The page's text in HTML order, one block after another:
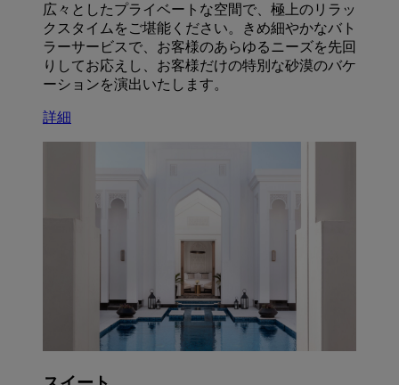
広々としたプライベートな空間で、極上のリラッ
クスタイムをご堪能ください。きめ細やかなバト
ラーサービスで、お客様のあらゆるニーズを先回
りしてお応えし、お客様だけの特別な砂漠のバケ
ーションを演出いたします。
詳細